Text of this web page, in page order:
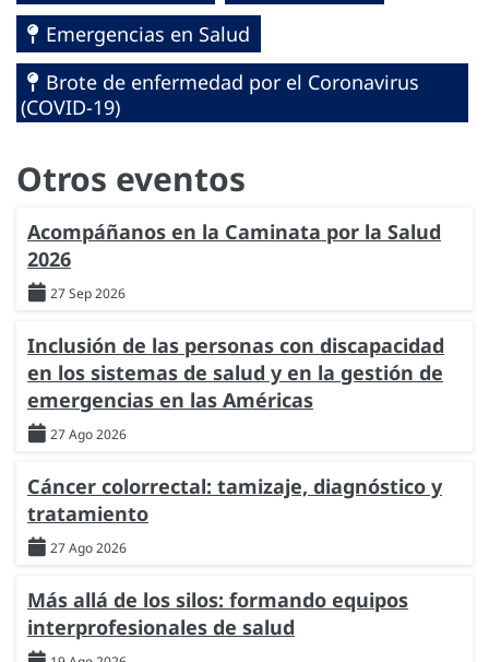
Emergencias en Salud
Brote de enfermedad por el Coronavirus
(COVID-19)
Otros eventos
Acompáñanos en la Caminata por la Salud
2026
27 Sep 2026
Inclusión de las personas con discapacidad
en los sistemas de salud y en la gestión de
emergencias en las Américas
27 Ago 2026
Cáncer colorrectal: tamizaje, diagnóstico y
tratamiento
27 Ago 2026
Más allá de los silos: formando equipos
interprofesionales de salud